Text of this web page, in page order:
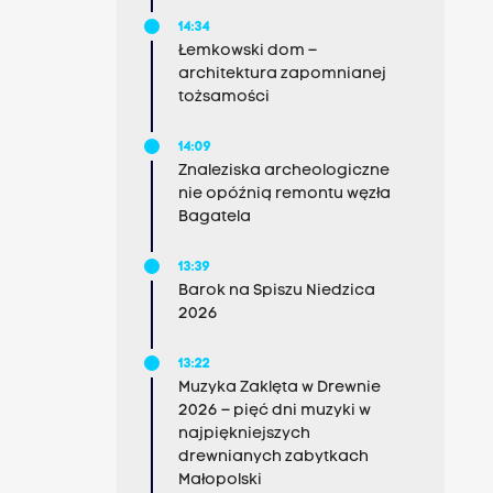
14:34
Łemkowski dom –
architektura zapomnianej
tożsamości
14:09
Znaleziska archeologiczne
nie opóźnią remontu węzła
Bagatela
13:39
Barok na Spiszu Niedzica
2026
13:22
Muzyka Zaklęta w Drewnie
2026 – pięć dni muzyki w
najpiękniejszych
drewnianych zabytkach
Małopolski